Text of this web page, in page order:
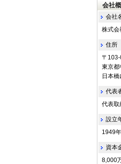
会社
会社
株式会
住所
〒
東京都
日本
代表
代表
設立
1949
資本
8,000